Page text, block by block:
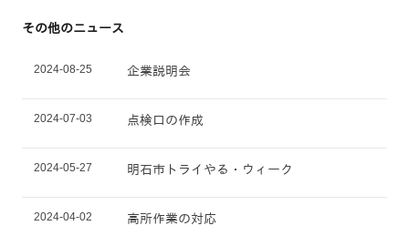
その他のニュース
2024-08-25 企業説明会
2024-07-03 点検口の作成
2024-05-27 明石市トライやる・ウィーク
2024-04-02 高所作業の対応